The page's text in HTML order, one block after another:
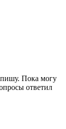
Пока могу
ответил